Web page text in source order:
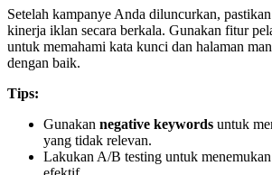
Setelah kampanye Anda diluncurkan,
kinerja iklan secara berkala. Gunakan fitur
untuk memahami kata kunci dan halaman
dengan baik.
Tips:
Gunakan negative keywords untuk
yang tidak relevan.
Lakukan A/B testing untuk